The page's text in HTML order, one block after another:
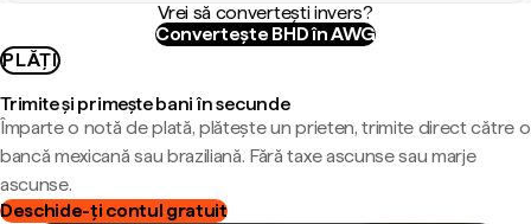
Vrei să convertești invers?
Convertește BHD în AWG
PLĂȚI
Trimite și primește bani în secunde
Împarte o notă de plată, plătește un prieten, trimite direct către o
bancă mexicană sau braziliană. Fără taxe ascunse sau marje
ascunse.
Deschide-ți contul gratuit